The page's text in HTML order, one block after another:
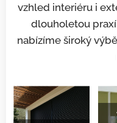
vzhled interiéru i
dlouholetou
nabízíme široký